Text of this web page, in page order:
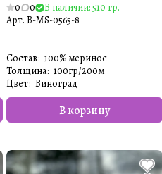
0 0
В наличии: 510 гр.
Арт. B-MS-0565-8
В корзину
Состав: 100% меринос
Толщина: 100гр/200м
Цвет: Виноград